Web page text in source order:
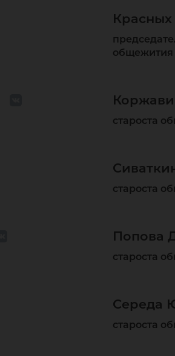
староста
староста
Попова
староста
Середа
староста